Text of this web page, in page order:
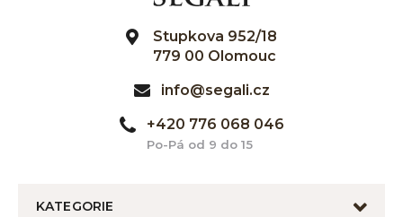
Stupkova 952/18
779 00 Olomouc
info@segali.cz
+420 776 068 046
Po-Pá od 9 do 15
KATEGORIE